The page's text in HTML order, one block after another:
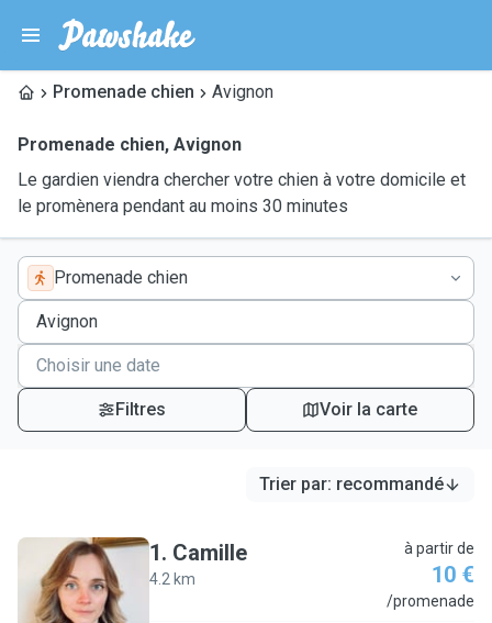
Promenade chien Avignon
Promenade chien, Avignon
Le gardien viendra chercher votre chien à votre domicile et
le promènera pendant au moins 30 minutes
Promenade chien
Filtres Voir la carte
Trier par: recommandé
C
1. Camille
4.2 km
à partir de
10 €
/promenade